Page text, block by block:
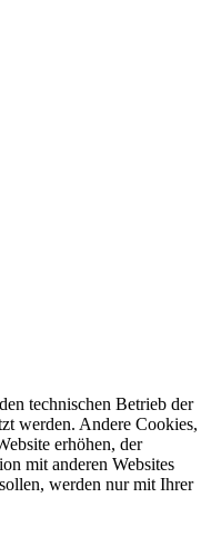
technischen Betrieb der
werden. Andere Cookies,
erhöhen, der
mit anderen Websites
werden nur mit Ihrer